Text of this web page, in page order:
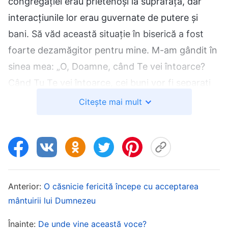
interacțiunile lor erau guvernate de putere și
bani. Să văd această situație în biserică a fost
foarte dezamăgitor pentru mine. M-am gândit în
sinea mea: „O, Doamne, când Te vei întoarce?
Când Tu Te vei întoarce, cei buni vor fi separați
de cei răi, iar lumea va fi curățită.” Deși am
biserică; acest lucru m-a lăsat deseori dezamăgit
Într-o zi din iulie 2015, când lucram în afara
mi-a spus emoționată: „Domnul S-a întors. El a
Citește mai mult
Anterior: O căsnicie fericită începe cu acceptarea
mântuirii lui Dumnezeu
Înainte: De unde vine această voce?